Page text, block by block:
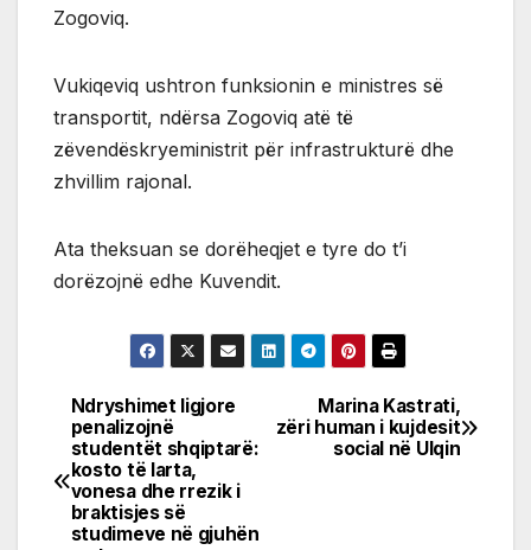
Zogoviq.
Vukiqeviq ushtron funksionin e ministres së
transportit, ndërsa Zogoviq atë të
zëvendëskryeministrit për infrastrukturë dhe
zhvillim rajonal.
Ata theksuan se dorëheqjet e tyre do t’i
dorëzojnë edhe Kuvendit.
Post
navigation
Marina Kastrati,
zëri human i kujdesit
social në Ulqin
Ndryshimet ligjore
penalizojnë
studentët shqiptarë:
kosto të larta,
vonesa dhe rrezik i
braktisjes së
studimeve në gjuhën